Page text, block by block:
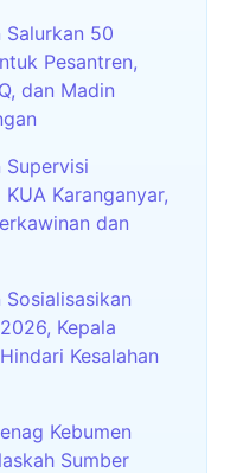
Salurkan 50
Pesantren,
dan Madin
Supervisi
Karanganyar,
dan
Sosialisasikan
Kepala
Kesalahan
Kebumen
Sumber